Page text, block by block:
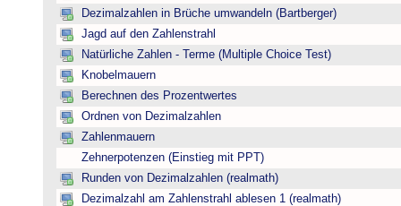
Dezimalzahlen in Brüche umwandeln (Bartberger)
Jagd auf den Zahlenstrahl
Natürliche Zahlen - Terme (Multiple Choice Test)
Knobelmauern
Berechnen des Prozentwertes
Ordnen von Dezimalzahlen
Zahlenmauern
Zehnerpotenzen (Einstieg mit PPT)
Runden von Dezimalzahlen (realmath)
Dezimalzahl am Zahlenstrahl ablesen 1 (realmath)